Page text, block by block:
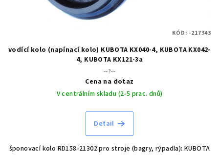
vodící kolo (napínací kolo) KUBOTA KX040-4, KUBOTA KX042-
4, KUBOTA KX121-3a
--?--
Cena na dotaz
V centrálním skladu (2-5 prac. dnů)
Detail
šponovací kolo RD158-21302 pro stroje (bagry, rýpadla): KUBOTA
KÓD: -217343